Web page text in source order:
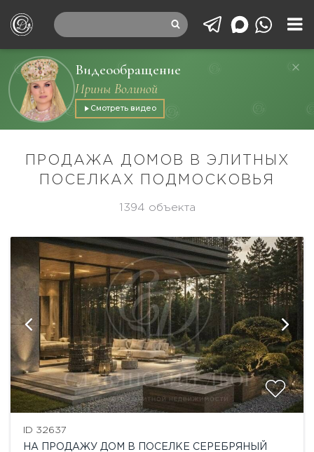
Видеообращение
Ирины Волиной
Смотреть видео
ПРОДАЖА ДОМОВ В ЭЛИТНЫХ
ПОСЕЛКАХ ПОДМОСКОВЬЯ
1394 объекта
ID 32637
НА ПРОДАЖУ ДОМ В ПОСЕЛКЕ СЕРЕБРЯНЫЙ